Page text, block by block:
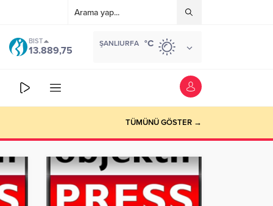
BIST
13.889,75
ŞANLIURFA °C
TÜMÜNÜ GÖSTER →